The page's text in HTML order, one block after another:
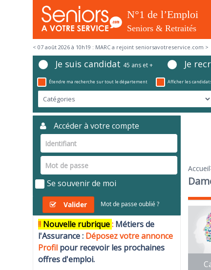
< 07 août 2026 à 10h19 : MARC a rejoint seniorsavotreservice.com >
Je suis candidat 45 ans et + Je
Étendre ma recherche sur tout le département Afficher les
Accueil
Accéder à votre compte
Se souvenir de moi
Valider Mot de passe oublié ?
!! Nouvelle rubrique: Métiers de
l'Assurance : Déposez votre annonce
Profil pour recevoir les prochaines
offres d'emploi.